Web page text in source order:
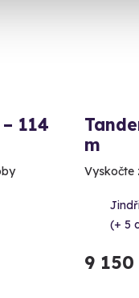
114
m
Vyskočte
(+ 5
9 150